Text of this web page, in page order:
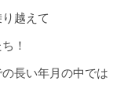
越えて
！
長い年月の中では